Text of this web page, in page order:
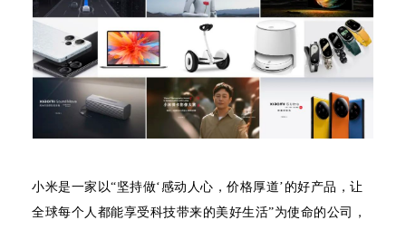
小米是一家以“坚持做‘感动人心，价格厚道’的好产品，让
全球每个人都能享受科技带来的美好生活”为使命的公司，